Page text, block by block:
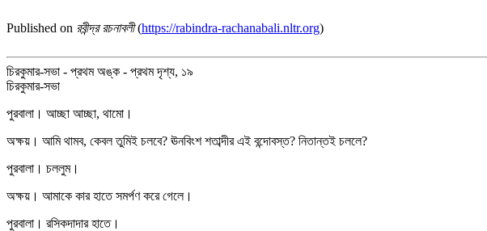
Published on রবীন্দ্র রচনাবলী(https://rabindra-rachanabali.nltr.org)
চিরকুমার-সভা - প্রথম অঙ্ক - প্রথম দৃশ্য, ১৯
চিরকুমার-সভা
পুরবালা। আচ্ছা আচ্ছা, থামো।
অক্ষয়। আমি থামব, কেবল তুমিই চলবে? ঊনবিংশ শতাব্দীর এই বন্দোবস্ত? নিতান্তই চললে?
পুরবালা। চললুম।
অক্ষয়। আমাকে কার হাতে সমর্পণ করে গেলে।
পুরবালা। রসিকদাদার হাতে।